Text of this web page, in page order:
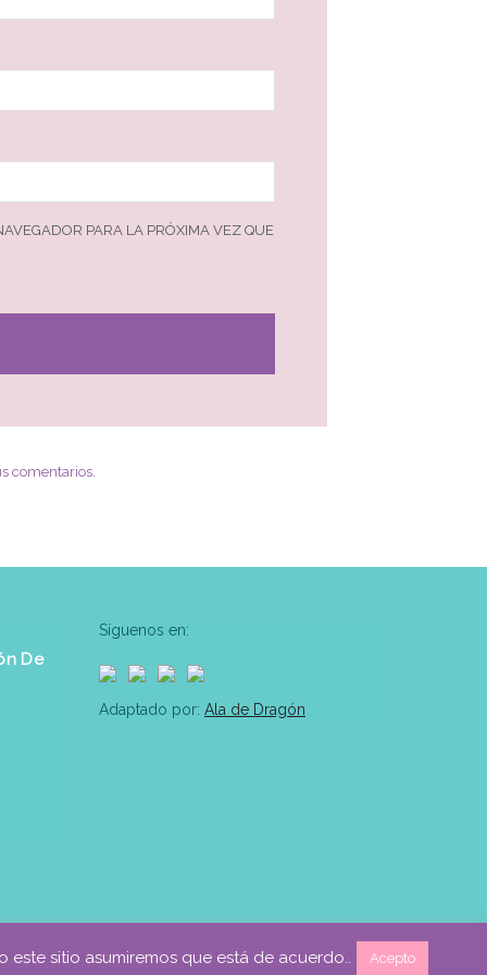
PARA LA PRÓXIMA VEZ QUE
comentarios.
De
Síguenos en:
Adaptado por: Ala de Dragón
sitio asumiremos que está de acuerdo.. Acepto